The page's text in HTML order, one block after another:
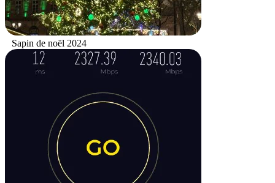
Sapin de noël 2024